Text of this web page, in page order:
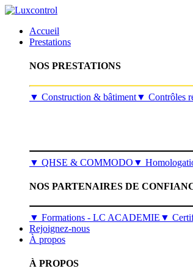
Accueil
Prestations
NOS PRESTATIONS
​▼ Construction & bâtiment▼ Contrôles
▼ QHSE & COMMODO ▼
NOS PARTENAIRES DE
▼ Formations - LC ACADEMIE ▼
Rejoignez-nous
À propos
À PROPOS